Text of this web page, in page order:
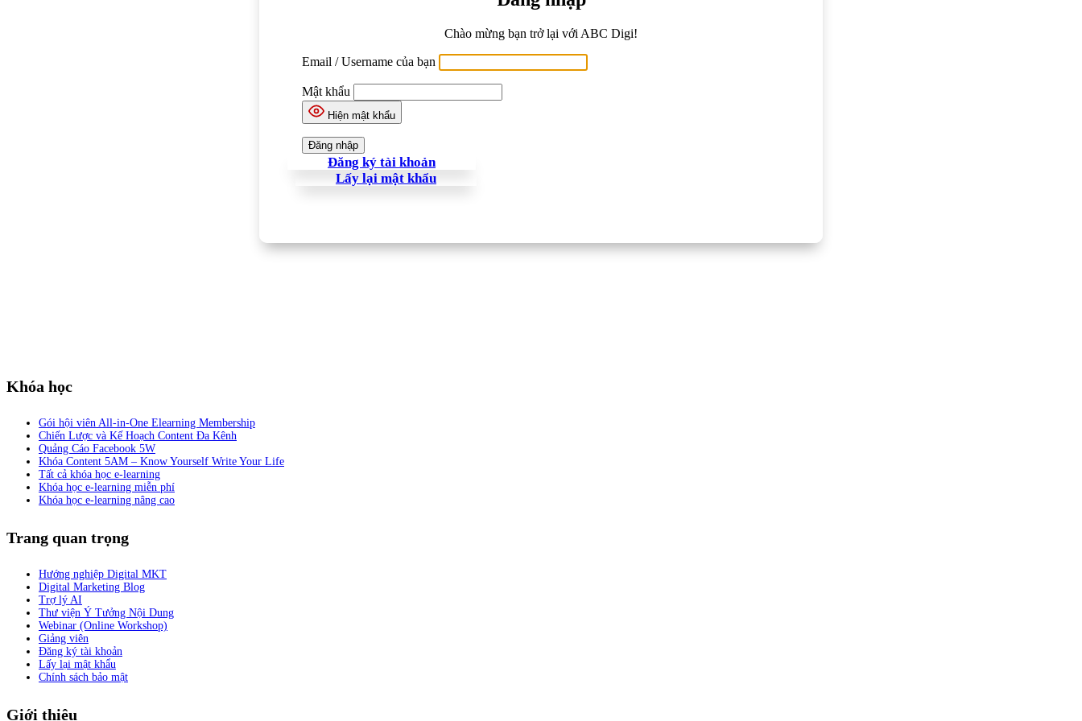
Chào mừng bạn trở lại với ABC Digi!
Email / Username của bạn
Mật khẩu
Hiện mật khẩu
Đăng ký tài khoản
Lấy lại mật khẩu
Khóa học
Gói hội viên All-in-One Elearning Membership
Chiến Lược và Kế Hoạch Content Đa Kênh
Quảng Cáo Facebook 5W
Khóa Content 5AM – Know Yourself Write Your Life
Tất cả khóa học e-learning
Khóa học e-learning miễn phí
Khóa học e-learning nâng cao
Trang quan trọng
Hướng nghiệp Digital MKT
Digital Marketing Blog
Trợ lý AI
Thư viện Ý Tưởng Nội Dung
Webinar (Online Workshop)
Giảng viên
Đăng ký tài khoản
Lấy lại mật khẩu
Chính sách bảo mật
Giới thiệu